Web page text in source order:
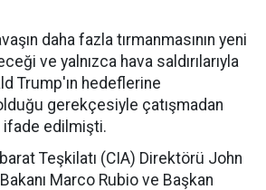
daha fazla tırmanmasının yeni
ve yalnızca hava saldırılarıyla
Trump'ın hedeflerine
gerekçesiyle çatışmadan
ifade edilmişti.
Teşkilatı (CIA) Direktörü John
Marco Rubio ve Başkan